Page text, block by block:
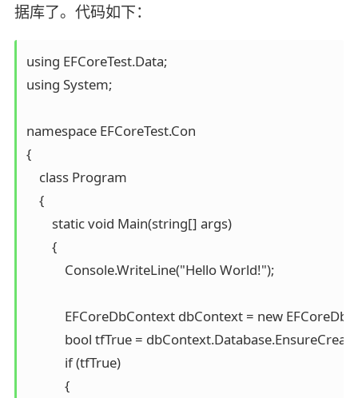
据库了。代码如下：
using EFCoreTest.Data;
using System;
namespace EFCoreTest.Con
{
    class Program
    {
        static void Main(string[] args)
        {
            Console.WriteLine("Hello World!");
EFCoreDbContext dbContext = new
bool tfTrue =
            if (tfTrue)
            {